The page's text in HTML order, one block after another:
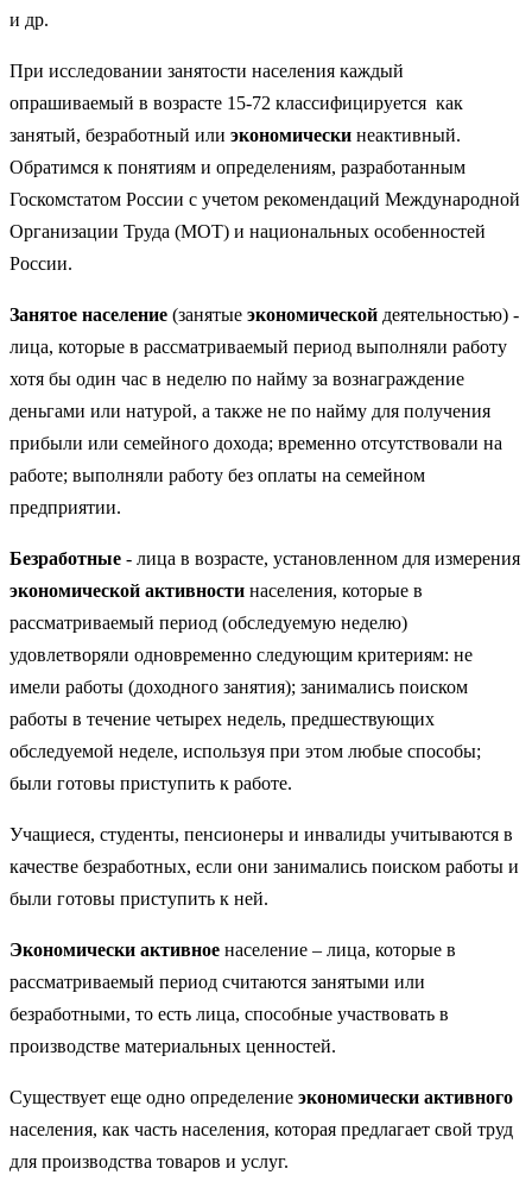
и др.
При исследовании занятости населения каждый
опрашиваемый в возрасте 15-72 классифицируется как
занятый, безработный или экономически неактивный.
Обратимся к понятиям и определениям, разработанным
Госкомстатом России с учетом рекомендаций Международной
Организации Труда (МОТ) и национальных особенностей
России.
Занятое население (занятые экономической деятельностью) -
лица, которые в рассматриваемый период выполняли работу
хотя бы один час в неделю по найму за вознаграждение
деньгами или натурой, а также не по найму для получения
прибыли или семейного дохода; временно отсутствовали на
работе; выполняли работу без оплаты на семейном
предприятии.
Безработные - лица в возрасте, установленном для измерения
экономической активности населения, которые в
рассматриваемый период (обследуемую неделю)
удовлетворяли одновременно следующим критериям: не
имели работы (доходного занятия); занимались поиском
работы в течение четырех недель, предшествующих
обследуемой неделе, используя при этом любые способы;
были готовы приступить к работе.
Учащиеся, студенты, пенсионеры и инвалиды учитываются в
качестве безработных, если они занимались поиском работы и
были готовы приступить к ней.
Экономически активное население – лица, которые в
рассматриваемый период считаются занятыми или
безработными, то есть лица, способные участвовать в
производстве материальных ценностей.
Существует еще одно определение экономически активного
населения, как часть населения, которая предлагает свой труд
для производства товаров и услуг.